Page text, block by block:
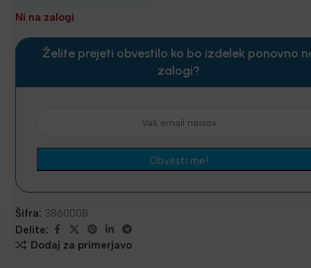
Ni na zalogi
Želite prejeti obvestilo ko bo izdelek ponovno
zalogi?
Šifra: 3860008
Delite:
Dodaj za primerjavo